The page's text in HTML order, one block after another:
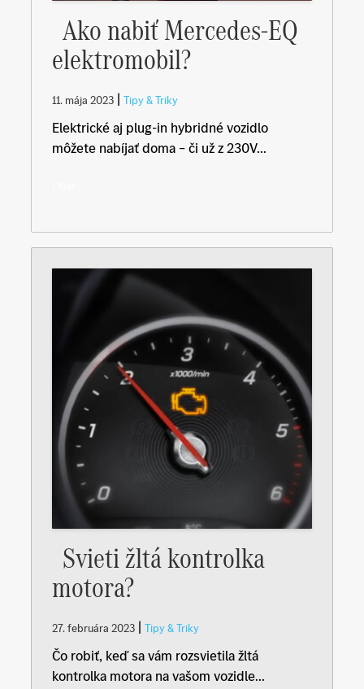
Ako nabiť Mercedes-EQ
elektromobil?
11. mája 2023 | Tipy & Triky
Elektrické aj plug-in hybridné vozidlo
môžete nabíjať doma – či už z 230V...
Svieti žltá kontrolka
motora?
27. februára 2023 | Tipy & Triky
Čo robiť, keď sa vám rozsvietila žltá
kontrolka motora na vašom vozidle...